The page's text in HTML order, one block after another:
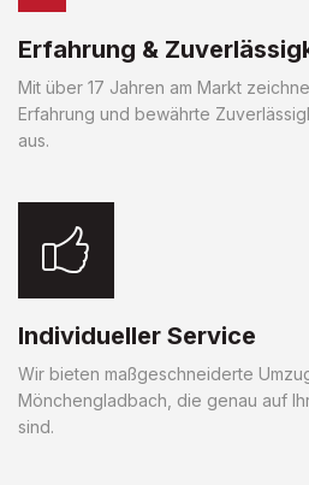
Erfahrung &
Mit über 17 Jahren am Markt
Erfahrung und bewährte
aus.
Individueller Service
Wir bieten maßgeschneiderte
Mönchengladbach, die genau auf
sind.